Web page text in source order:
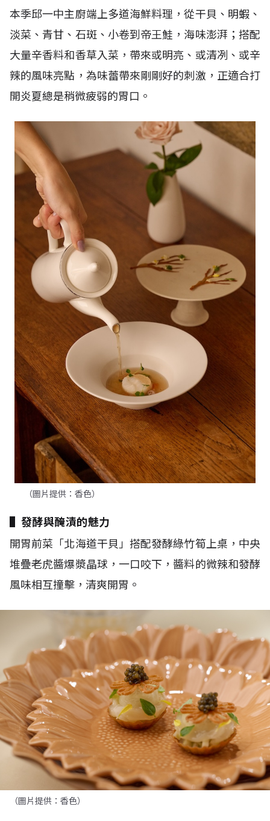
本季邱一中主廚端上多道海鮮料理，從干貝、明蝦、
淡菜、青甘、石斑、小卷到帝王鮭，海味澎湃；搭配
大量辛香料和香草入菜，帶來或明亮、或清冽、或辛
辣的風味亮點，為味蕾帶來剛剛好的刺激，正適合打
開炎夏總是稍微疲弱的胃口。
（圖片提供：香色）
▌發酵與醃漬的魅力
開胃前菜「北海道干貝」搭配發酵綠竹筍上桌，中央
堆疊老虎醬爆漿晶球，一口咬下，醬料的微辣和發酵
風味相互撞擊，清爽開胃。
（圖片提供：香色）